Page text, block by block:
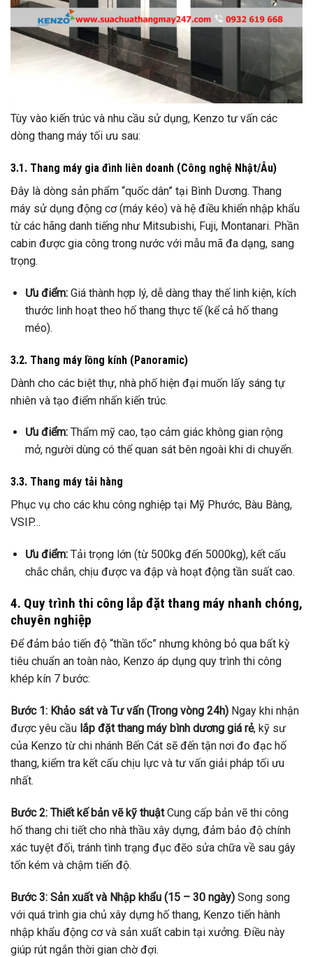
Tùy vào kiến trúc và nhu cầu sử dụng, Kenzo tư vấn các
dòng thang máy tối ưu sau:
3.1. Thang máy gia đình liên doanh (Công nghệ Nhật/Âu)
Đây là dòng sản phẩm “quốc dân” tại Bình Dương. Thang
máy sử dụng động cơ (máy kéo) và hệ điều khiển nhập khẩu
từ các hãng danh tiếng như Mitsubishi, Fuji, Montanari. Phần
cabin được gia công trong nước với mẫu mã đa dạng, sang
trọng.
Ưu điểm:Giá thành hợp lý, dễ dàng thay thế linh kiện, kích
thước linh hoạt theo hố thang thực tế (kể cả hố thang
méo).
3.2. Thang máy lồng kính (Panoramic)
Dành cho các biệt thự, nhà phố hiện đại muốn lấy sáng tự
nhiên và tạo điểm nhấn kiến trúc.
Ưu điểm:Thẩm mỹ cao, tạo cảm giác không gian rộng
mở, người dùng có thể quan sát bên ngoài khi di chuyển.
3.3. Thang máy tải hàng
Phục vụ cho các khu công nghiệp tại Mỹ Phước, Bàu Bàng,
VSIP…
Ưu điểm:Tải trọng lớn (từ 500kg đến 5000kg), kết cấu
chắc chắn, chịu được va đập và hoạt động tần suất cao.
4. Quy trình thi công lắp đặt thang máy nhanh chóng,
chuyên nghiệp
Để đảm bảo tiến độ “thần tốc” nhưng không bỏ qua bất kỳ
tiêu chuẩn an toàn nào, Kenzo áp dụng quy trình thi công
khép kín 7 bước:
Bước 1: Khảo sát và Tư vấn (Trong vòng 24h) Ngay khi nhận
được yêu cầu lắp đặt thang máy bình dương giá rẻ, kỹ sư
của Kenzo từ chi nhánh Bến Cát sẽ đến tận nơi đo đạc hố
thang, kiểm tra kết cấu chịu lực và tư vấn giải pháp tối ưu
nhất.
Bước 2: Thiết kế bản vẽ kỹ thuậtCung cấp bản vẽ thi công
hố thang chi tiết cho nhà thầu xây dựng, đảm bảo độ chính
xác tuyệt đối, tránh tình trạng đục đẽo sửa chữa về sau gây
tốn kém và chậm tiến độ.
Bước 3: Sản xuất và Nhập khẩu (15 – 30 ngày) Song song
với quá trình gia chủ xây dựng hố thang, Kenzo tiến hành
nhập khẩu động cơ và sản xuất cabin tại xưởng. Điều này
giúp rút ngắn thời gian chờ đợi.